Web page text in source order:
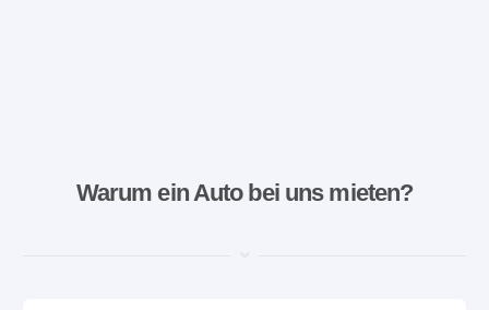
Warum ein Auto bei uns mieten?